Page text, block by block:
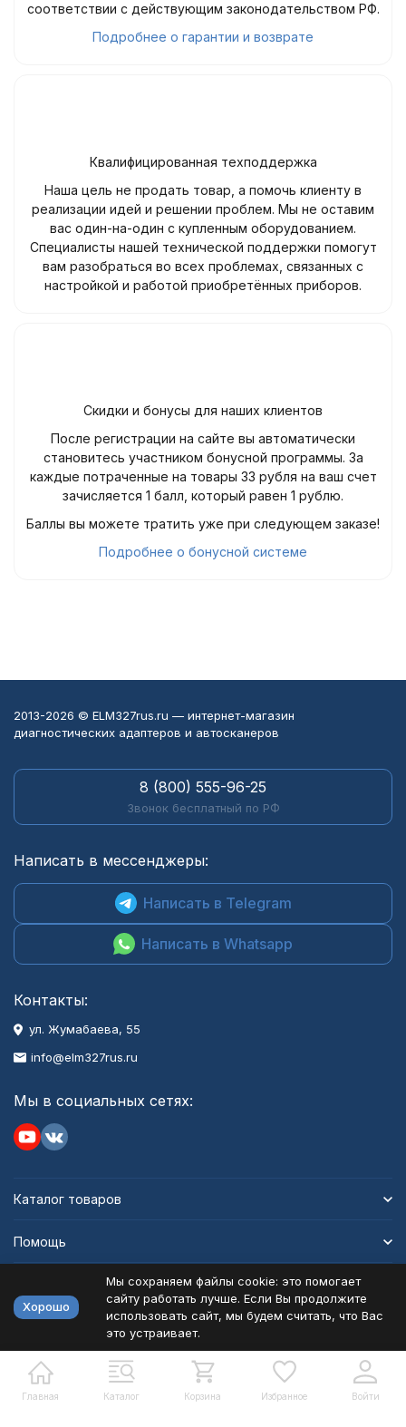
соответствии с действующим законодательством РФ.
Подробнее о гарантии и возврате
Квалифицированная техподдержка
Наша цель не продать товар, а помочь клиенту в
реализации идей и решении проблем. Мы не оставим
вас один-на-один с купленным оборудованием.
Специалисты нашей технической поддержки помогут
вам разобраться во всех проблемах, связанных с
настройкой и работой приобретённых приборов.
Скидки и бонусы для наших клиентов
После регистрации на сайте вы автоматически
становитесь участником бонусной программы. За
каждые потраченные на товары 33 рубля на ваш счет
зачисляется 1 балл, который равен 1 рублю.
Баллы вы можете тратить уже при следующем заказе!
Подробнее о бонусной системе
Главная Каталог Корзина Избранное Войти
2013-2026 © ELM327rus.ru — интернет-магазин
диагностических адаптеров и автосканеров
8 (800) 555-96-25
Звонок бесплатный по РФ
Написать в мессенджеры:
Написать в Telegram
Написать в Whatsapp
Контакты:
ул. Жумабаева, 55
info@elm327rus.ru
Мы в социальных сетях:
Каталог товаров
Помощь
Политика персональных данных
Разработано в bodysite.ru
Хорошо
Мы сохраняем файлы cookie: это помогает
сайту работать лучше. Если Вы продолжите
использовать сайт, мы будем считать, что Вас
это устраивает.